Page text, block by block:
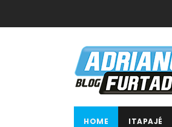
HOME ITAPAJÉ